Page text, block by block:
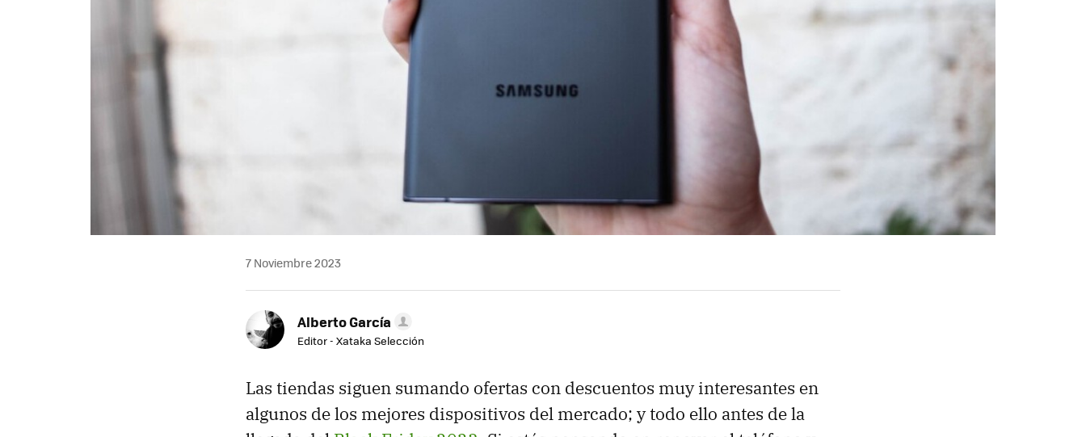
7 Noviembre 2023
Alberto García
Editor - Xataka Selección
Las tiendas siguen sumando ofertas con descuentos muy interesantes en
algunos de los mejores dispositivos del mercado; y todo ello antes de la